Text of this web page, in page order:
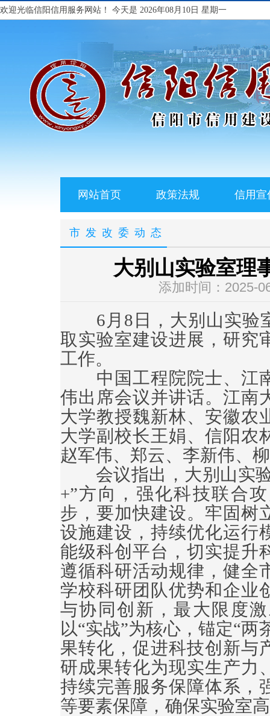
欢迎光临信阳信用服务网站！ 今天是 2026年08月10日 星期一
网站首页 政策法规 信用宣
市发改委动态
大别山实验室理
添加时间：2025-
6月8日，大别山实验
取实验室建设进展，研究
工作。
中国工程院院士、江
伟出席会议并讲话。江南
大学教授魏新林、安徽农
大学副校长王娟、信阳农
赵军伟、郑云、李新伟、
会议指出，大别山实验
+”方向，强化科技联合
步，要加快建设。牢固树
设施建设，持续优化运行
能级科创平台，切实提升
遵循科研活动规律，健全
学校科研团队优势和企业
与协同创新，最大限度
以“实战”为核心，锚定“
果转化，促进科技创新与
研成果转化为现实生产力
持续完善服务保障体系，
等要素保障，确保实验室